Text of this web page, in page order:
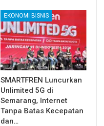
EKONOMI BISNIS
SMARTFREN Luncurkan
Unlimited 5G di
Semarang, Internet
Tanpa Batas Kecepatan
dan…